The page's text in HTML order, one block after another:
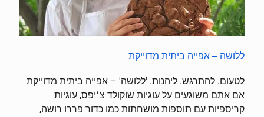
ללושה – אפייה ביתית מדוייקת
לטעום. להתרגש. ליהנות. 'ללושה' – אפייה ביתית מדוייקת
אם אתם משוגעים על עוגיות שוקולד צ׳יפס, עוגיות
קריספיות עם תוספות מושחתות כמו כדור פררו רושה,